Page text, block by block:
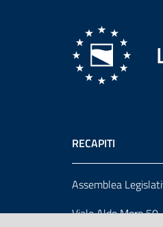
RECAPITI
Assemblea
Viale Aldo Moro 50